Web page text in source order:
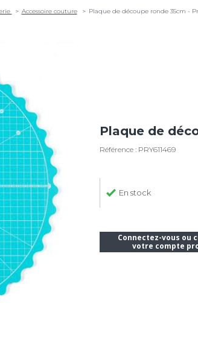
Accessoire couture Plaque de découpe ronde 35cm -
Plaque de
Référence : PRY611469
En stock
Connectez-vous ou
votre compte